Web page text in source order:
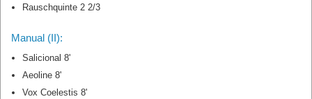
Rauschquinte 2 2/3
Manual (II):
Salicional 8'
Aeoline 8'
Vox Coelestis 8'